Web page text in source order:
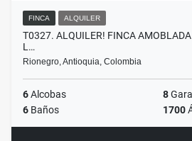
FINCA ALQUILER
T0327. ALQUILER! FINCA
L…
Rionegro, Antioquia, Colombia
6Alcobas 8
6 Baños 1700